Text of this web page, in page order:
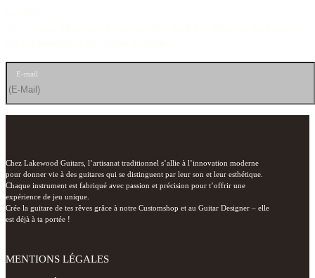
E-mail
Chez Lakewood Guitars, l’artisanat traditionnel s’allie à l’innovation moderne
pour donner vie à des guitares qui se distinguent par leur son et leur esthétique.
Chaque instrument est fabriqué avec passion et précision pour t’offrir une
expérience de jeu unique.
Crée la guitare de tes rêves grâce à notre Customshop et au Guitar Designer – elle
est déjà à ta portée !
MENTIONS LÉGALES